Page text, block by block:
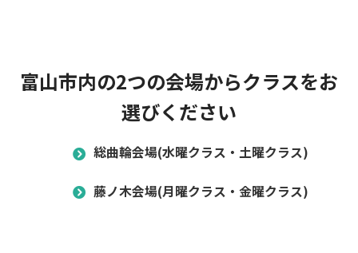
富山市内の2つの会場からクラスをお
選びください
総曲輪会場(水曜クラス・土曜クラス)
藤ノ木会場(月曜クラス・金曜クラス)